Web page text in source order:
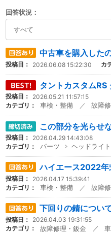
回答状況：
投稿日： 2026.06.08 15:22:30 カ
投稿日：
2026.05.21 11:57:15
カテゴリ：
車検・整備 ／ 故障
投稿日：
2026.04.29 14:43:08
カテゴリ：
パーツ ヘッドライト
投稿日：
2026.04.17 15:39:41
カテゴリ：
車検・整備 ／ 故障
投稿日：
2026.04.03 19:31:55
カテゴリ：
故障修理・鈑金 ／